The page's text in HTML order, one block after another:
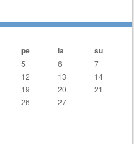
pe la su
5 6
7
12 13
14
19 20
21
26 27